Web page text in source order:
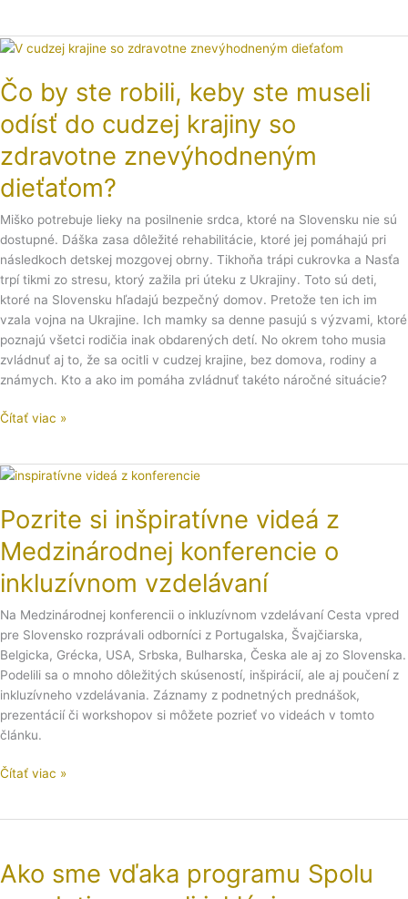
Čo by ste robili, keby ste museli
odísť do cudzej krajiny so
zdravotne znevýhodneným
dieťaťom?
Miško potrebuje lieky na posilnenie srdca, ktoré na Slovensku nie sú
dostupné. Dáška zasa dôležité rehabilitácie, ktoré jej pomáhajú pri
následkoch detskej mozgovej obrny. Tikhoňa trápi cukrovka a Nasťa
trpí tikmi zo stresu, ktorý zažila pri úteku z Ukrajiny. Toto sú deti,
ktoré na Slovensku hľadajú bezpečný domov. Pretože ten ich im
vzala vojna na Ukrajine. Ich mamky sa denne pasujú s výzvami, ktoré
poznajú všetci rodičia inak obdarených detí. No okrem toho musia
zvládnuť aj to, že sa ocitli v cudzej krajine, bez domova, rodiny a
známych. Kto a ako im pomáha zvládnuť takéto náročné situácie?
Čo
ste
robili,
keby
museli
odísť
cudzej
krajiny
so
zdravotne
znevýhodneným
dieťaťom?
Čítať viac »
Pozrite si inšpiratívne videá z
Medzinárodnej konferencie o
inkluzívnom vzdelávaní
Na Medzinárodnej konferencii o inkluzívnom vzdelávaní Cesta vpred
pre Slovensko rozprávali odborníci z Portugalska, Švajčiarska,
Belgicka, Grécka, USA, Srbska, Bulharska, Česka ale aj zo Slovenska.
Podelili sa o mnoho dôležitých skúseností, inšpirácií, ale aj poučení z
inkluzívneho vzdelávania. Záznamy z podnetných prednášok,
prezentácií či workshopov si môžete pozrieť vo videách v tomto
článku.
Pozrite
inšpiratívne
videá
z
Medzinárodnej
konferencie
o
inkluzívnom
vzdelávaní
Čítať viac »
Ako sme vďaka programu Spolu
vďaka
programu